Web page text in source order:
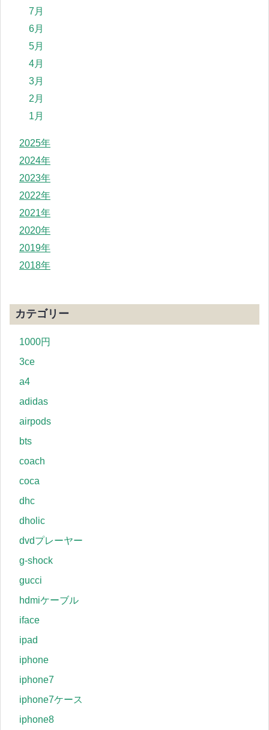
7月
6月
5月
4月
3月
2月
1月
2025年
2024年
2023年
2022年
2021年
2020年
2019年
2018年
カテゴリー
1000円
3ce
a4
adidas
airpods
bts
coach
coca
dhc
dholic
dvdプレーヤー
g-shock
gucci
hdmiケーブル
iface
ipad
iphone
iphone7
iphone7ケース
iphone8